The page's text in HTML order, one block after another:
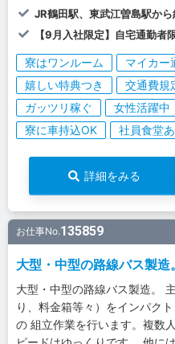
JR鶴田駅、東武江曽島駅か
【9月入社限定】自宅通勤者
寮はワンルーム マイカー
嬉しい特典つき
交通費規
ガッツリ稼ぐ
女性活躍中
寮に車持込OK
社員食堂
詳細をみる
お仕事No.135859
大型・中型の路線バス製造。
大型・中型の路線バス製造。
り、料金箱等々）をインパク
の 組立作業を行います。複数